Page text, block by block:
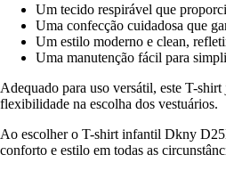
Um tecido respirável que
Uma confecção cuidadosa que
Um estilo moderno e clean,
Uma manutenção fácil para
Adequado para uso versátil, este T-
flexibilidade na escolha dos vestuários.
Ao escolher o T-shirt infantil Dkny
conforto e estilo em todas as